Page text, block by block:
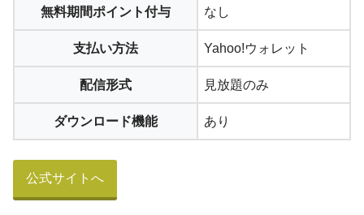
無料期間ポイント付与 なし
支払い方法 Yahoo!ウォレット
配信形式 見放題のみ
ダウンロード機能 あり
公式サイトへ